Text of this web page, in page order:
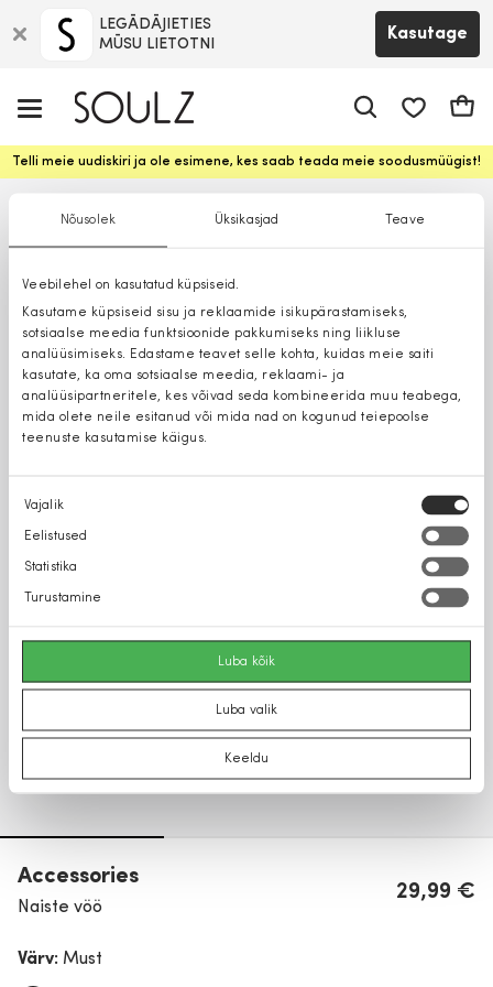
Nõusolek Üksikasjad Teave
Veebilehel on kasutatud küpsiseid.
Kasutame küpsiseid sisu ja reklaamide isikupärastamiseks,
sotsiaalse meedia funktsioonide pakkumiseks ning liikluse
analüüsimiseks. Edastame teavet selle kohta, kuidas meie saiti
kasutate, ka oma sotsiaalse meedia, reklaami- ja
analüüsipartneritele, kes võivad seda kombineerida muu teabega,
mida olete neile esitanud või mida nad on kogunud teiepoolse
teenuste kasutamise käigus.
Nõusoleku
valik
Vajalik
Eelistused
Statistika
Turustamine
Luba kõik
Luba valik
Keeldu
LEGĀDĀJIETIES
MŪSU LIETOTNI
Kasutage
Telli meie uudiskiri ja ole esimene, kes saab teada meie soodusmüügist!
Accessories
Naiste vöö
29,99 €
Värv: Must